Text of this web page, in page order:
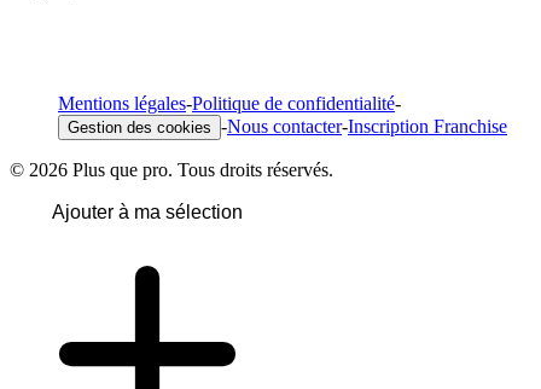
Mentions légales-Politique de confidentialité-
Gestion des cookies -Nous contacter-Inscription Franchise
© 2026 Plus que pro. Tous droits réservés.
Ajouter à ma sélection